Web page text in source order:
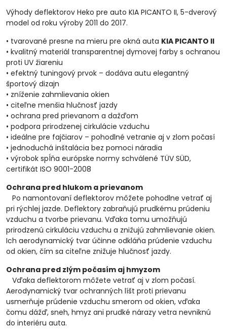
Výhody deflektorov Heko pre auto KIA PICANTO II, 5-dverový
model od roku výroby 2011 do 2017.
• tvarované presne na mieru pre okná auta KIA PICANTO II
• kvalitný materiál transparentnej dymovej farby s ochranou
proti UV žiareniu
• efektný tuningový prvok – dodáva autu elegantný
športový dizajn
• zníženie zahmlievania okien
• citeľne menšia hlučnosť jazdy
• ochrana pred prievanom a dažďom
• podpora prirodzenej cirkulácie vzduchu
• ideálne pre fajčiarov – pohodlné vetranie aj v zlom počasí
• jednoduchá inštalácia bez pomoci náradia
• výrobok spĺňa európske normy schválené TÜV SÜD,
certifikát ISO 9001-2008
Ochrana pred hlukom a prievanom
Po namontovaní deflektorov môžete pohodlne vetrať aj
pri rýchlej jazde. Deflektory zabraňujú prudkému prúdeniu
vzduchu a tvorbe prievanu. Vďaka tomu umožňujú
prirodzenú cirkuláciu vzduchu a znižujú zahmlievanie okien.
Ich aerodynamický tvar účinne odkláňa prúdenie vzduchu
od okien, čím sa citeľne znižuje hlučnosť jazdy.
Ochrana pred zlým počasím aj hmyzom
Vďaka deflektorom môžete vetrať aj v zlom počasí.
Aerodynamický tvar ochranných líšt proti prievanu
usmerňuje prúdenie vzduchu smerom od okien, vďaka
čomu dážď, sneh, hmyz ani prudké nárazy vetra nevniknú
do interiéru auta.